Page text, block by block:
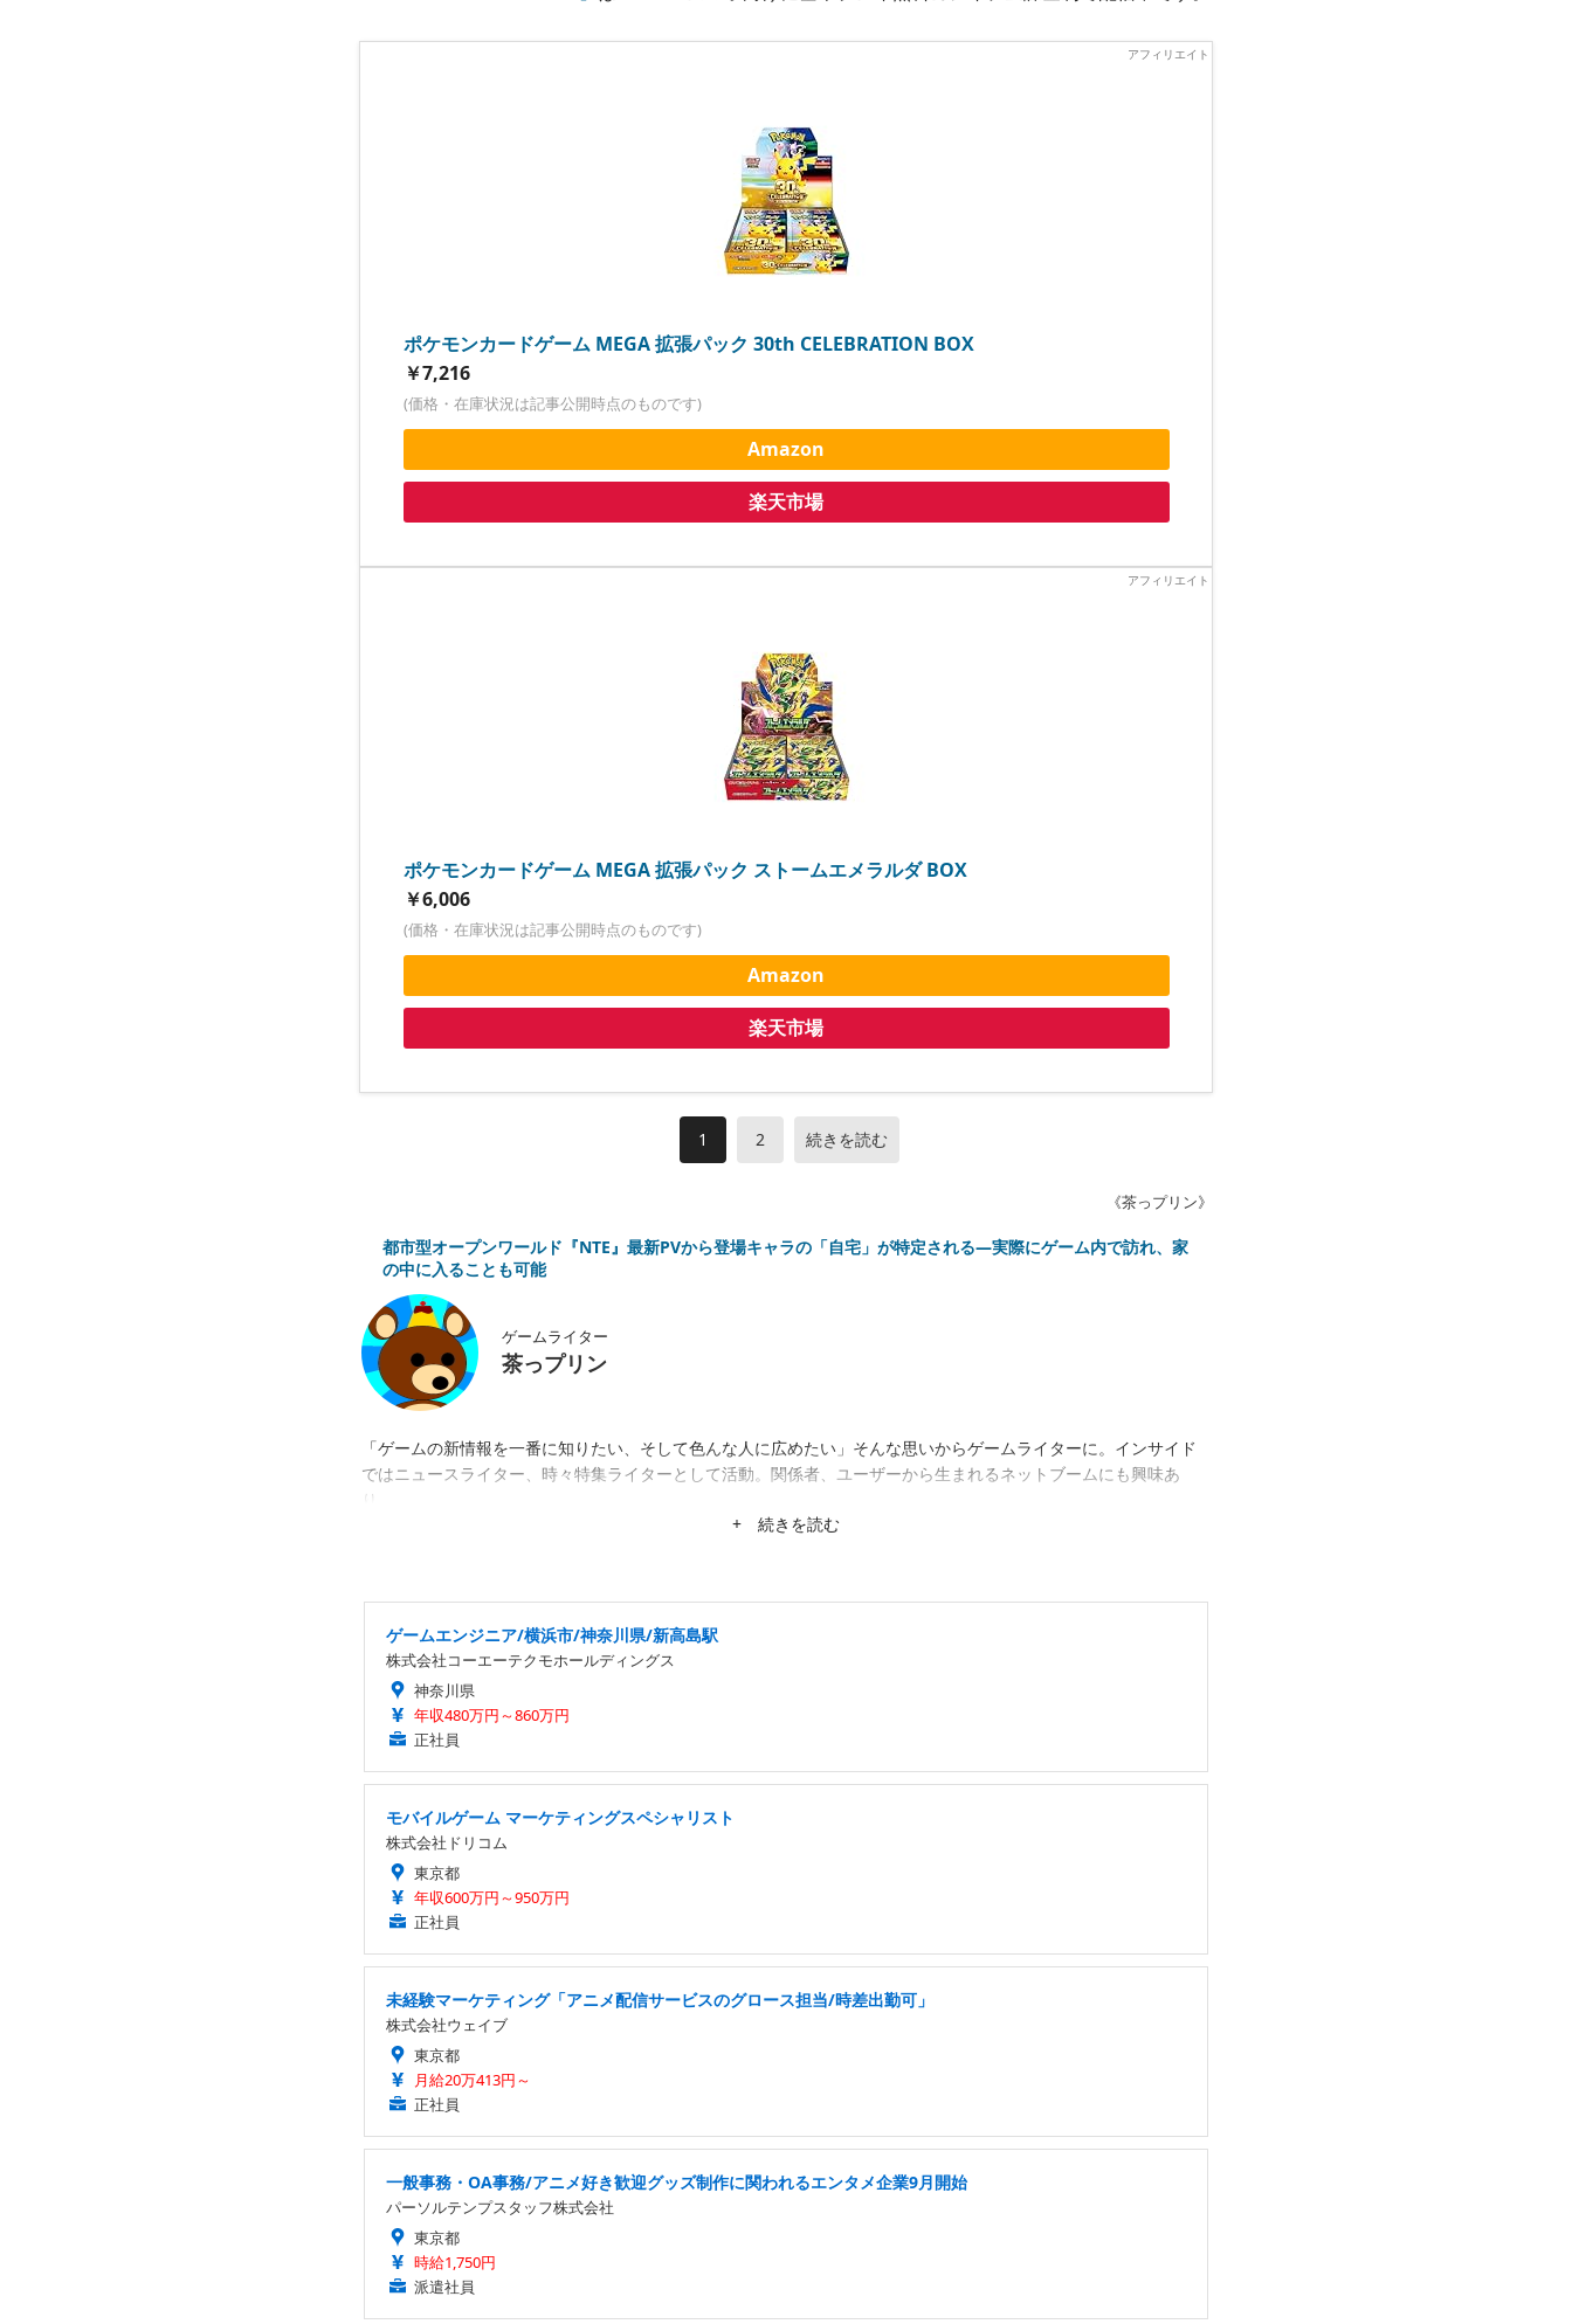
ポケモンカードゲーム MEGA 拡張パック 30th CELEBRATION BOX
￥7,216
(価格・在庫状況は記事公開時点のものです)
Amazon
楽天市場
ポケモンカードゲーム MEGA 拡張パック ストームエメラルダ BOX
￥6,006
(価格・在庫状況は記事公開時点のものです)
Amazon
楽天市場
1 2 続きを読む
《茶っプリン》
都市型オープンワールド『NTE』最新PVから登場キャラの「自宅」が特定される―実際にゲーム内で訪れ、家
の中に入ることも可能
ゲームライター
茶っプリン
「ゲームの新情報を一番に知りたい、そして色んな人に広めたい」そんな思いからゲームライターに。インサイド
ではニュースライター、時々特集ライターとして活動。関係者、ユーザーから生まれるネットブームにも興味あ
り。
+ 続きを読む
ゲームエンジニア/横浜市/神奈川県/新高島駅
株式会社コーエーテクモホールディングス
神奈川県
年収480万円～860万円
正社員
モバイルゲーム マーケティングスペシャリスト
株式会社ドリコム
東京都
年収600万円～950万円
正社員
未経験マーケティング「アニメ配信サービスのグロース担当/時差出勤可」
株式会社ウェイブ
東京都
月給20万413円～
正社員
一般事務・OA事務/アニメ好き歓迎グッズ制作に関われるエンタメ企業9月開始
パーソルテンプスタッフ株式会社
東京都
時給1,750円
派遣社員